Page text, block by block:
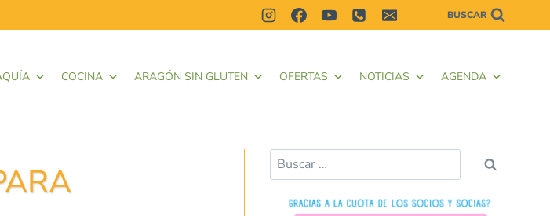
BUSCAR
COCINA ARAGÓN SIN GLUTEN OFERTAS NOTICIAS AGENDA
Buscar: